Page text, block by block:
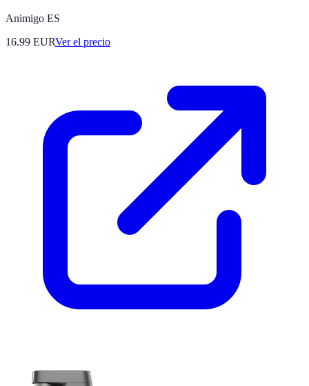
Animigo ES
16.99 EURVer el precio